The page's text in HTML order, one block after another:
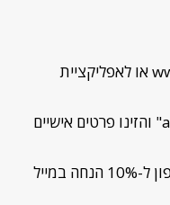
היכנסו לאתר www.adidas.co.il או לאפליקציית
לחצו על "הצטרפות ל-adiClub" והזינו פרטים אישיים
לאחר ההרשמה, תקבלו קוד קופון ל-10% הנחה במייל